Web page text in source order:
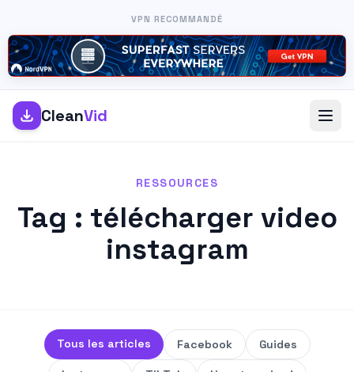
VPN RECOMMANDÉ
CleanVid
RESSOURCES
Tag : télécharger video
instagram
Tous les articles Facebook Guides